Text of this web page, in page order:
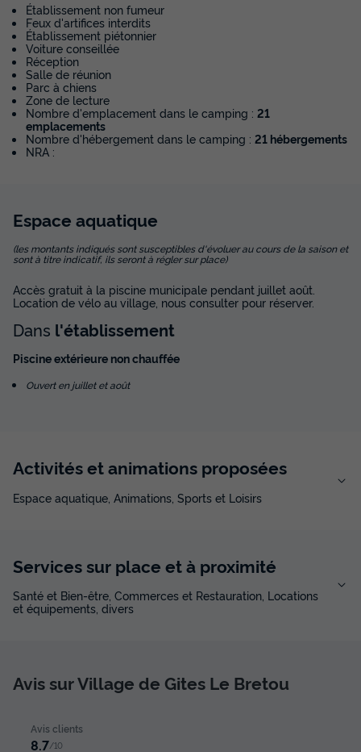
Établissement non fumeur
Feux d'artifices interdits
Établissement piétonnier
Voiture conseillée
Réception
Salle de réunion
Parc à chiens
Zone de lecture
Nombre d'emplacement dans le camping : 21
emplacements
Nombre d'hébergement dans le camping : 21 hébergements
NRA :
Espace aquatique
(les montants indiqués sont susceptibles d'évoluer au cours de la saison et
sont à titre indicatif, ils seront à régler sur place)
Accès gratuit à la piscine municipale pendant juillet août.
Location de vélo au village, nous consulter pour réserver.
Dans l'établissement
Piscine extérieure non chauffée
Ouvert en juillet et août
Activités et animations proposées
Espace aquatique, Animations, Sports et Loisirs
Services sur place et à proximité
Santé et Bien-être, Commerces et Restauration, Locations
et équipements, divers
Avis sur Village de Gites Le Bretou
Avis clients
8.7/10